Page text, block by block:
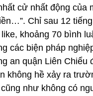
cử nhất động của
Chỉ sau 12
khoảng 70 bình
các biện pháp
an quận Liên Chiểu
không hề xảy ra
như không có